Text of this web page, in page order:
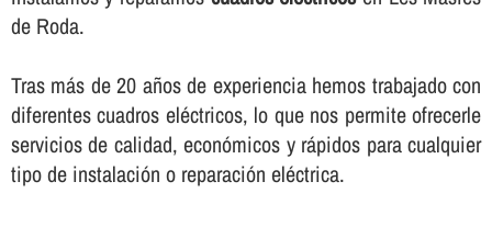
de Roda.
Tras más de 20 años de experiencia hemos trabajado con
diferentes cuadros eléctricos, lo que nos permite ofrecerle
servicios de calidad, económicos y rápidos para cualquier
tipo de instalación o reparación eléctrica.